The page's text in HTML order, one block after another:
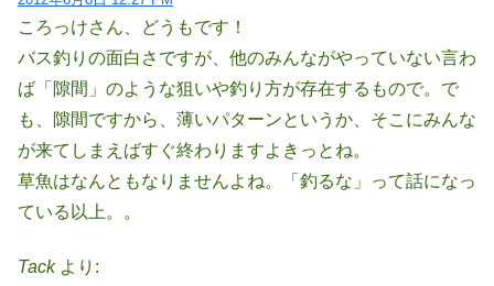
ころっけさん、どうもです！
バス釣りの面白さですが、他のみんながやっていない言わ
ば「隙間」のような狙いや釣り方が存在するもので。で
も、隙間ですから、薄いパターンというか、そこにみんな
が来てしまえばすぐ終わりますよきっとね。
草魚はなんともなりませんよね。「釣るな」って話になっ
ている以上。。
Tack より: